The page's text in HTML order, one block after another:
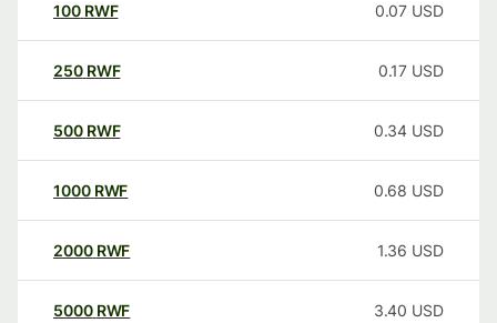
100 RWF 0.07 USD
250 RWF 0.17 USD
500 RWF 0.34 USD
1000 RWF 0.68 USD
2000 RWF 1.36 USD
5000 RWF 3.40 USD